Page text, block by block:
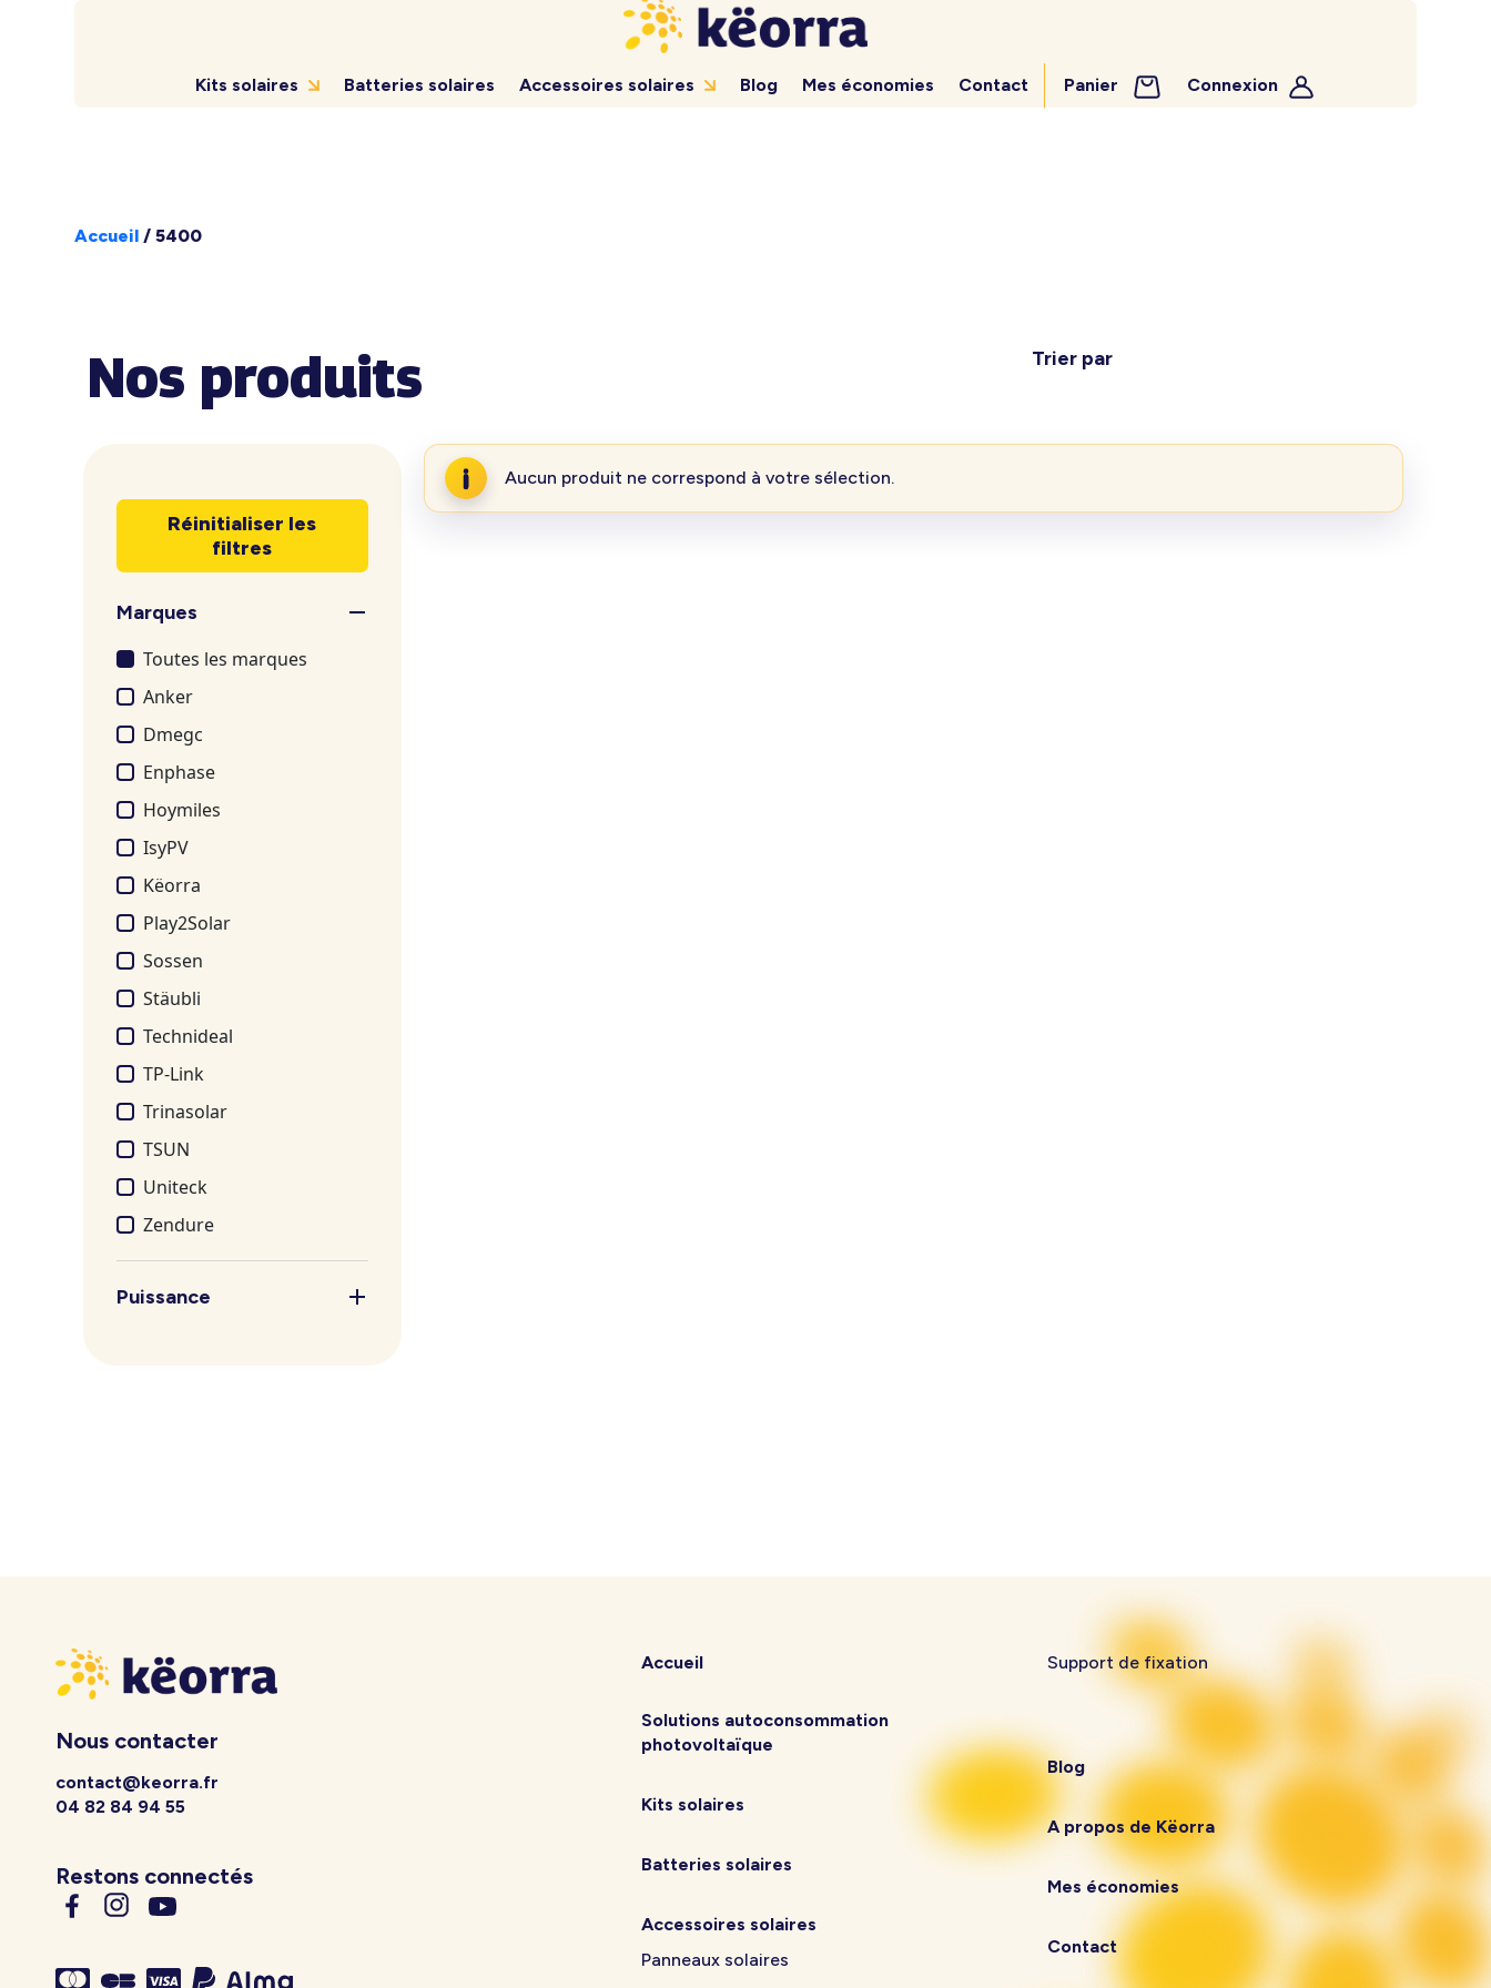
Kits solaires Batteries solaires Accessoires solaires Blog Mes économies Contact Panier Connexion
Accueil /5400
Nos produits Trier par
Réinitialiser les
filtres
Marques
Toutes les marques
Anker
Dmegc
Enphase
Hoymiles
IsyPV
Këorra
Play2Solar
Sossen
Stäubli
Technideal
TP-Link
Trinasolar
TSUN
Uniteck
Zendure
Puissance
Aucun produit ne correspond à votre sélection.
Nous contacter
contact@keorra.fr
04 82 84 94 55
Restons connectés
Accueil
Solutions autoconsommation
photovoltaïque
Kits solaires
Batteries solaires
Accessoires solaires
Panneaux solaires
Support de fixation
Blog
A propos de Këorra
Mes économies
Contact